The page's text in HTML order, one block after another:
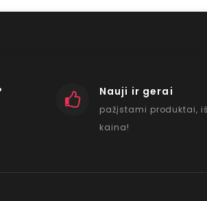
Nauji ir gerai
pažįstami produktai,
kaina!